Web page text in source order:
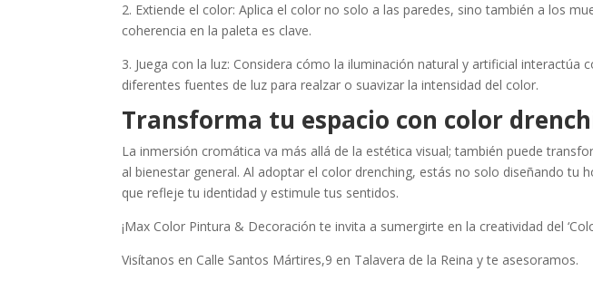
2. Extiende el color: Aplica el color no solo a las paredes, sino también a los
coherencia en la paleta es clave.
3. Juega con la luz: Considera cómo la iluminación natural y artificial interactúa
diferentes fuentes de luz para realzar o suavizar la intensidad del color.
Transforma tu espacio con color
La inmersión cromática va más allá de la estética visual; también puede
al bienestar general. Al adoptar el color drenching, estás no solo diseñando tu
que refleje tu identidad y estimule tus sentidos.
¡Max Color Pintura & Decoración te invita a sumergirte en la creatividad del
Visítanos en Calle Santos Mártires,9 en Talavera de la Reina y te asesoramos.